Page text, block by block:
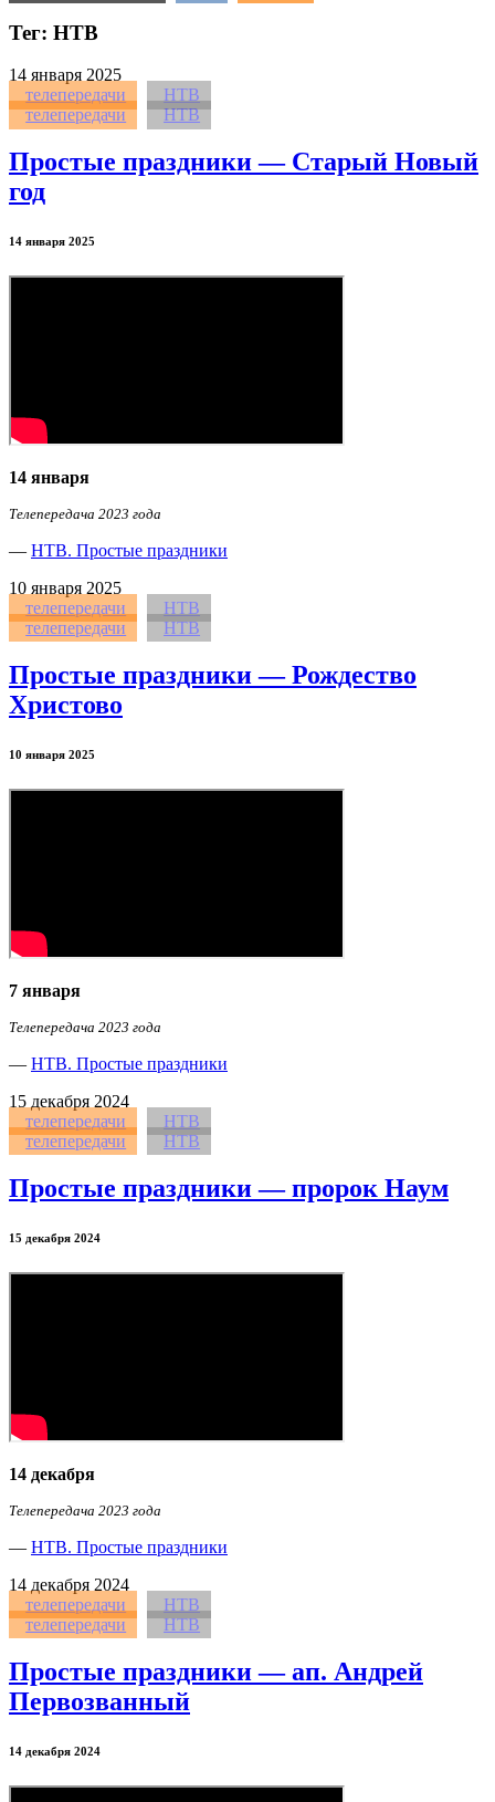
Тег: НТВ
14 января 2025
телепередачи
НТВ
телепередачи
НТВ
Простые праздники — Старый Новый
год
14 января 2025
14 января
Телепередача 2023 года
— НТВ. Простые праздники
10 января 2025
телепередачи
НТВ
телепередачи
НТВ
Простые праздники — Рождество
Христово
10 января 2025
7 января
Телепередача 2023 года
— НТВ. Простые праздники
15 декабря 2024
телепередачи
НТВ
телепередачи
НТВ
Простые праздники — пророк Наум
15 декабря 2024
14 декабря
Телепередача 2023 года
— НТВ. Простые праздники
14 декабря 2024
телепередачи
НТВ
телепередачи
НТВ
Простые праздники — ап. Андрей
Первозванный
14 декабря 2024